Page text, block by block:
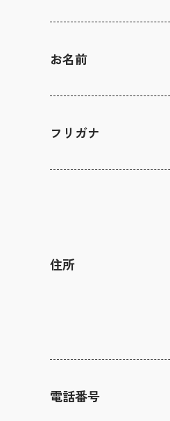
お名前
フリガナ
住所
電話番号